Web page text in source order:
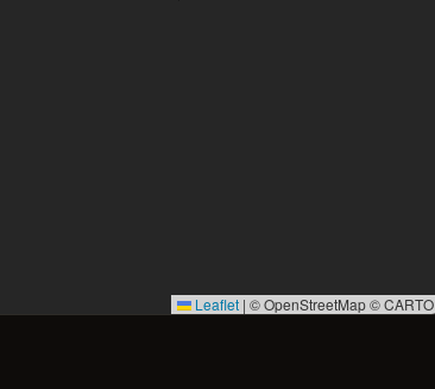
Leaflet | © OpenStreetMap © CARTO